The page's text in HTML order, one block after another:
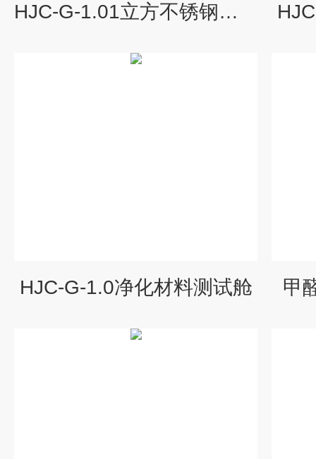
HJC-G-1.01立方不锈钢测试舱QBT2761-2024
HJC-G-1.0净化材料测试舱 甲